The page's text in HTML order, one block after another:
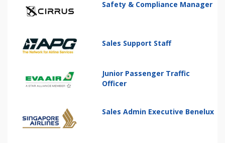
Safety & Compliance Manager
Sales Support Staff
Junior Passenger Traffic
Officer
Sales Admin Executive Benelux